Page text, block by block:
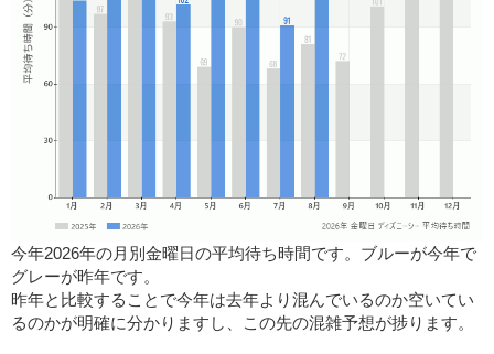
今年2026年の月別金曜日の平均待ち時間です。ブルーが今年で
グレーが昨年です。
昨年と比較することで今年は去年より混んでいるのか空いてい
るのかが明確に分かりますし、この先の混雑予想が捗ります。